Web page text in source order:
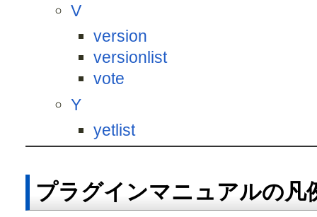
V
version
versionlist
vote
Y
yetlist
プラグインマニュアルの凡